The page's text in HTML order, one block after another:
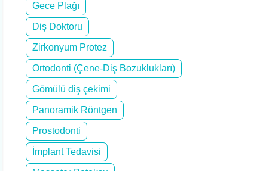
Gece Plağı
Diş Doktoru
Zirkonyum Protez
Ortodonti (Çene-Diş Bozuklukları)
Gömülü diş çekimi
Panoramik Röntgen
Prostodonti
İmplant Tedavisi